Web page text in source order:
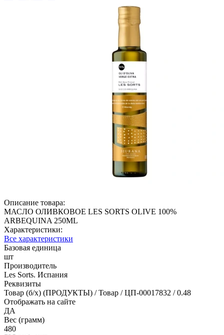
Описание товара:
МАСЛО ОЛИВКОВОЕ LES SORTS OLIVE 100%
ARBEQUINA 250ML
Характеристики:
Все характеристики
Базовая единица
шт
Производитель
Les Sorts. Испания
Реквизиты
Товар (б/х) (ПРОДУКТЫ) / Товар / ЦП-00017832 / 0.48
Отображать на сайте
ДА
Вес (грамм)
480